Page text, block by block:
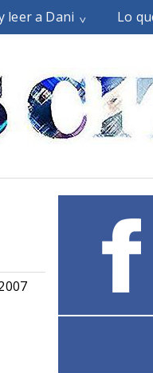
leer a Dani Lo